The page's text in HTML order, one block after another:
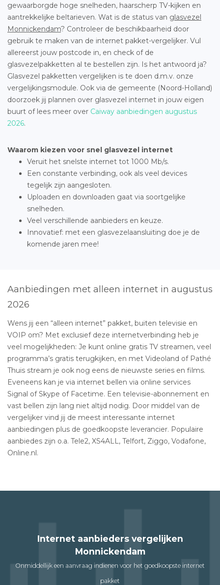
gewaarborgde hoge snelheden, haarscherp TV-kijken en
aantrekkelijke beltarieven. Wat is de status van glasvezel
Monnickendam? Controleer de beschikbaarheid door
gebruik te maken van de internet pakket-vergelijker. Vul
allereerst jouw postcode in, en check of de
glasvezelpakketten al te bestellen zijn. Is het antwoord ja?
Glasvezel pakketten vergelijken is te doen d.m.v. onze
vergelijkingsmodule. Ook via de gemeente (Noord-Holland)
doorzoek jij plannen over glasvezel internet in jouw eigen
buurt of lees meer over Caiway aanbiedingen augustus
2026.
Waarom kiezen voor snel glasvezel internet
Veruit het snelste internet tot 1000 Mb/s.
Een constante verbinding, ook als veel devices
tegelijk zijn aangesloten.
Uploaden en downloaden gaat via soortgelijke
snelheden.
Veel verschillende aanbieders en keuze.
Innovatief: met een glasvezelaansluiting doe je de
komende jaren mee!
Aanbiedingen met alleen internet in augustus
2026
Wens jij een “alleen internet” pakket, buiten televisie en
VOIP om? Met exclusief deze internetverbinding heb je
veel mogelijkheden: Je kunt online gratis TV streamen, veel
programma’s gratis terugkijken, en met Videoland of Pathé
Thuis stream je ook nog eens de nieuwste series en films.
Eveneens kan je via internet bellen via online services
Signal of Skype of Facetime. Een televisie-abonnement en
vast bellen zijn lang niet altijd nodig. Door middel van de
vergelijker vind jij de meest interessante internet
aanbiedingen plus de goedkoopste leverancier. Populaire
aanbiedes zijn o.a. Tele2, XS4ALL, Telfort, Ziggo, Vodafone,
Online.nl.
Internet aanbieders vergelijken
Monnickendam
Onmiddellijk een aanvraag indienen voor het goedkoopste internet
pakket